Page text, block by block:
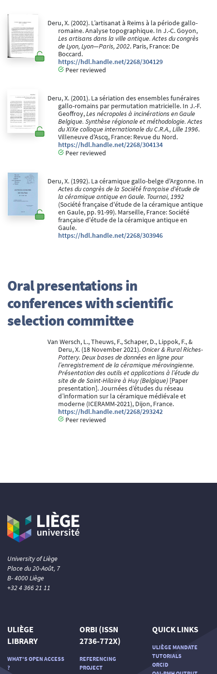
Deru, X. (2002). L’artisanat à Reims à la période gallo-
romaine. Analyse topographique. In J.-C. Goyon,
Les artisans dans la ville antique. Actes du congrès
de Lyon, Lyon—Paris, 2002. Paris, France: De
Boccard.
https://hdl.handle.net/2268/304129
Peer reviewed
Deru, X. (2001). La sériation des ensembles funéraires
gallo-romains par permutation matricielle. In J.-F.
Geoffroy,Les nécropoles à incinérations en Gaule
Belgique. Synthèse régionale et méthodologie. Actes
du XIXe colloque internationale du C.R.A., Lille 1996.
Villeneuve d'Ascq, France: Revue du Nord.
https://hdl.handle.net/2268/304134
Peer reviewed
Deru, X. (1992). La céramique gallo-belge d'Argonne. In
Actes du congrès de la Société française d'étude de
la céramique antique en Gaule. Tournai, 1992
(Société française d'étude de la céramique antique
en Gaule, pp. 91-99). Marseille, France: Société
française d'étude de la céramique antique en
Gaule.
https://hdl.handle.net/2268/303946
Oral presentations in
conferences with scientific
selection committee
Van Wersch, L., Theuws, F., Schaper, D., Lippok, F., &
Deru, X. (18 November 2021).Onicer & Rural Riches-
Pottery. Deux bases de données en ligne pour
l’enregistrement de la céramique mérovingienne.
Présentation des outils et applications à l’étude du
site de de Saint-Hilaire à Huy (Belgique) [Paper
presentation]. Journées d’études du réseau
d’information sur la céramique médiévale et
moderne (ICERAMM-2021), Dijon, France.
https://hdl.handle.net/2268/293242
Peer reviewed
University of Liège
Place du 20-Août, 7
B- 4000 Liège
+32 4 366 21 11
ULIÈGE
LIBRARY
WHAT'S OPEN ACCESS
?
ORBI (ISSN
2736-772X)
REFERENCING
PROJECT
QUICK LINKS
ULIÈGE MANDATE
TUTORIALS
ORCID